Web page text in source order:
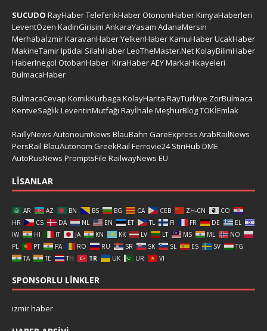
SUCUDO RayHaberTeleferikHaber OtonomHaberKimyaHaberleri
LeventÖzen KadinGirisim AnkaraYasam AdanaMersin
MerhabaİzmirKaravanHaberYelkenHaberKamuHaberUcakHaber
MakineTamirIptidai SilahHaberLeoTheMaster.NetKolayBilimHaber
HaberInegol OtobanHaber KiraHaberAEYMarkaHikayeleri
BulmacaHaber
BulmacaCevap KomikKurbaga KolayHarita RayTurkiye ZorBulmaca
KentveSağlıkLeventinMutfağı Rayİhale MeşhurBlogTOKİEmlak
RaillyNews AutonoumNews BlauBahn GareExpress ArabRailNews
PersRail BlauAutonom GreekRail Ferrovie24 StiriHub DME
AutoRusNews PromptsFile RailwayNews EU
LISANLAR
AR AZ BN BS BG CA CEB ZH-CN
CO
HR
CS DA NL EN ET TL FI FR DE
EL
IW
HI IT JA KN KK LV LT MS ML
NO
PL
PT PA RO RU SR SK SL ES SV
TG
TA
TE TH TR UK UR VI
SPONSORLU LINKLER
izmir haber